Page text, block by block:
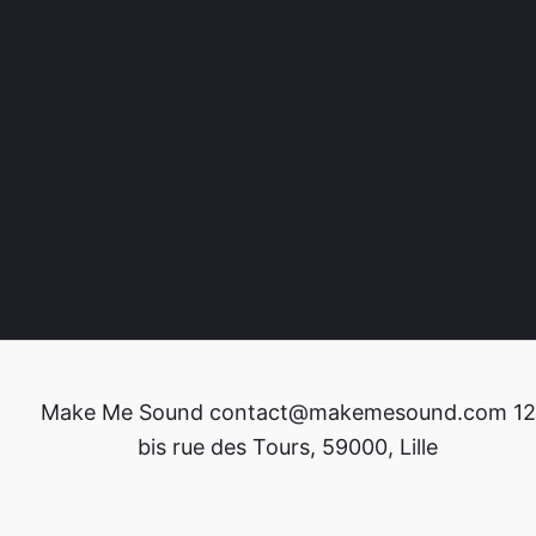
Make Me Sound contact@makemesound.com 12
bis rue des Tours, 59000, Lille